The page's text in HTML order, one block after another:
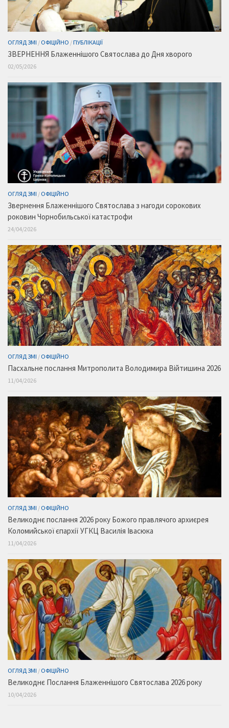
ОГЛЯД ЗМІ / ОФІЦІЙНО /ПУБЛІКАЦІЇ
ЗВЕРНЕННЯ Блаженнішого Святослава до Дня хворого
02/05/2026
ОГЛЯД ЗМІ / ОФІЦІЙНО
Звернення Блаженнішого Святослава з нагоди сорокових
роковин Чорнобильської катастрофи
24/04/2026
ОГЛЯД ЗМІ / ОФІЦІЙНО
Пасхальне послання Митрополита Володимира Війтишина 2026
11/04/2026
ОГЛЯД ЗМІ / ОФІЦІЙНО
Великоднє послання 2026 року Божого правлячого архиєрея
Коломийської єпархії УГКЦ Василія Івасюка
11/04/2026
ОГЛЯД ЗМІ / ОФІЦІЙНО
Великоднє Послання Блаженнішого Святослава 2026 року
10/04/2026